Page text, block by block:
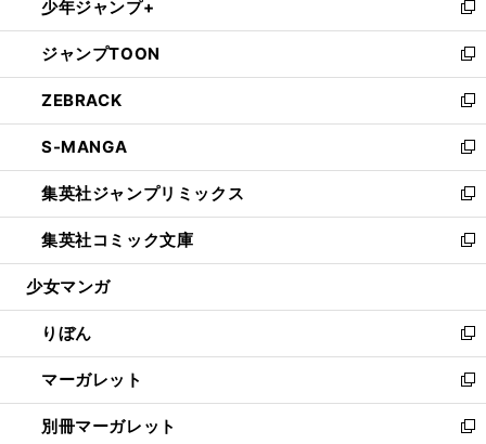
く
で
開
く
ド
ウ
で
開
く
ィ
ン
ド
ウ
で
開
く
い
ウ
ィ
ン
ド
ウ
で
開
く
少年ジャンプ+
新
し
い
ウ
ィ
ン
ド
ウ
で
開
く
ジャンプTOON
新
し
い
ウ
ィ
ン
ド
ウ
で
開
ZEBRACK
新
し
い
ウ
ィ
ン
ド
ウ
開
く
S-MANGA
新
し
い
ウ
ィ
ン
ウ
で
開
く
集英社ジャンプリミックス
新
し
い
ウ
ン
ド
ウ
で
開
く
集英社コミック文庫
新
し
ウ
ィ
ン
ド
ウ
で
少女マンガ
りぼん
新
し
い
ウ
ィ
マーガレット
新
し
い
別冊マーガレット 新